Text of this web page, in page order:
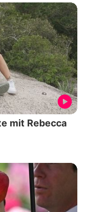
mit Rebecca